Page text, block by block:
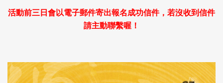
活動前三日會以電子郵件寄出報名成功信件，若沒收到信件
請主動聯繫喔！